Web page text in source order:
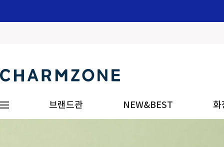
브랜드관 NEW&BEST 화